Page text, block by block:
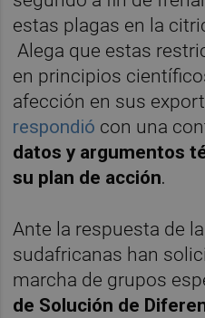
estas plagas en la
Alega que estas
en principios
afección en sus
respondió con una
datos y argumentos
su plan de acción.
Ante la respuesta de
sudafricanas han
marcha de grupos
de Solución de